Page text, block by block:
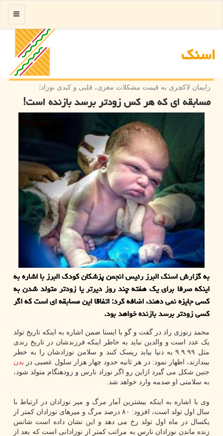
اسنك
منو
زایمان لاكچری به قیمت مشكلات مغزی، قلبی و كبدی نوزاد؛
مسابقه ای كه هر كس زودتر برسد بازنده است!
به گزارش اسنك البرز رئیس انجمن پزشكان كودك البرز با اشاره به
اینكه صرفا برای یك هفته چند روز دیرتر یا زودتر متولد شدن به
كسی جایزه نمی دهند، اضافه كرد: اتفاقا این مسابقه ای است كه اگر
كسی زودتر برسد بازنده خواهد بود.
محمد زنوزی راد در گفت و گو با ایسنا ضمن اشاره به اینکه تاریخ تولد
یک عدد است و والدین نباید به خاطر اینکه فرزندشان در تاریخ رندی
مثل ۹.۹.۹۹ به دنیا بیاید ریسک کنند و سلامن نوزادشان را به خطر
بیندازند، اظهار نمود: در هر ثانیه حدود چهار هزار سلول عصبی در بدن
جنین شکل می گیرد ازاین رو اگر نوزاد نارس و زودهنگام متولد شود،
به سلامتی او صدمه وارد خواهد شد.
وی با اشاره به اینکه بیشترین آمار مرگ و میر نوزادان در ارتباط با
سال اول تولد است، افزود: ۸۰ درصد مرگ و میرهای نوزادان کمتر از
یکسال در ماه اول تولد رخ می دهد و این نشان داده است شانس
زنده ماندن نوزادان نارس به مراتب کمتر از نوزادانی است که بعد از